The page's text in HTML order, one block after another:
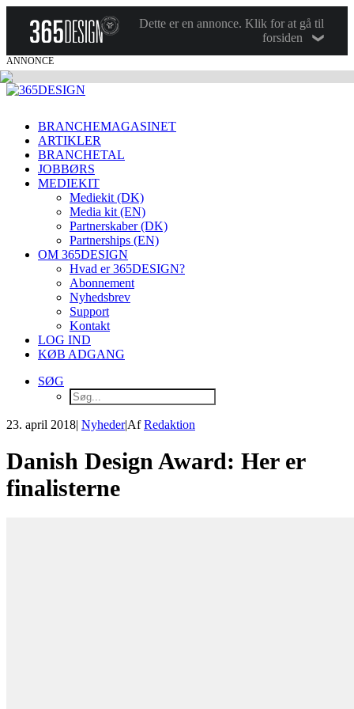
Dette er en annonce. Klik for at gå til
forsiden
ANNONCE
BRANCHEMAGASINET
ARTIKLER
BRANCHETAL
JOBBØRS
MEDIEKIT
Mediekit (DK)
Media kit (EN)
Partnerskaber (DK)
Partnerships (EN)
OM 365DESIGN
Hvad er 365DESIGN?
Abonnement
Nyhedsbrev
Support
Kontakt
LOG IND
KØB ADGANG
SØG
23. april 2018| Nyheder|AfRedaktion
Danish Design Award: Her er
finalisterne